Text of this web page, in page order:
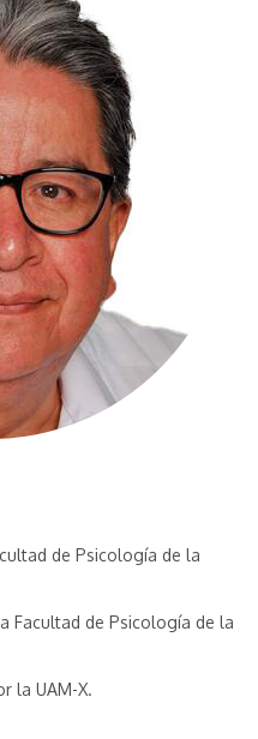
de Psicología de la
Facultad de Psicología de la
la UAM-X.